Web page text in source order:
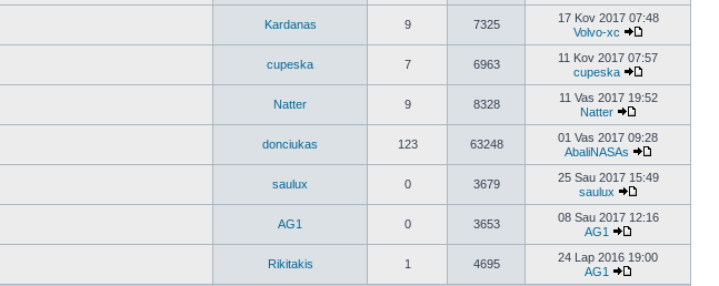
Kardanas 9 7325
17 Kov 2017 07:48
Volvo-xc
cupeska 7 6963
11 Kov 2017 07:57
cupeska
Natter 9 8328
11 Vas 2017 19:52
Natter
donciukas 123 63248
01 Vas 2017 09:28
AbaliNASAs
saulux 0 3679
25 Sau 2017 15:49
saulux
AG1 0 3653
08 Sau 2017 12:16
AG1
Rikitakis 1 4695
24 Lap 2016 19:00
AG1